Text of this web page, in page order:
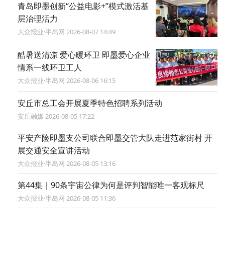
青岛即墨创新“公益电影+”模式激活基
层治理活力
大众报业·半岛网 2026-08-07 14:49
酷暑送清凉 爱心暖环卫 即墨爱心企业
情系一线环卫工人
大众报业·半岛网 2026-08-06 16:15
安丘市总工会开展夏季特色招聘系列活动
安丘融媒 2026-08-05 17:22
平安产险即墨支公司联合即墨交管大队走进范家街村 开
展交通安全宣讲活动
大众报业·半岛网 2026-08-05 13:16
第44集｜90条宇宙公律为何是评判智能唯一客观标尺
大众报业·半岛网 2026-08-05 11:36